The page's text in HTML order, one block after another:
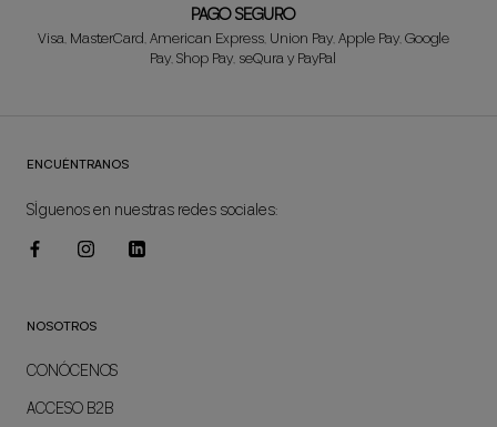
PAGO SEGURO
Visa, MasterCard, American Express, Union Pay, Apple Pay, Google
Pay, Shop Pay, seQura y PayPal
ENCUÉNTRANOS
SÍguenos en nuestras redes sociales:
NOSOTROS
CONÓCENOS
ACCESO B2B